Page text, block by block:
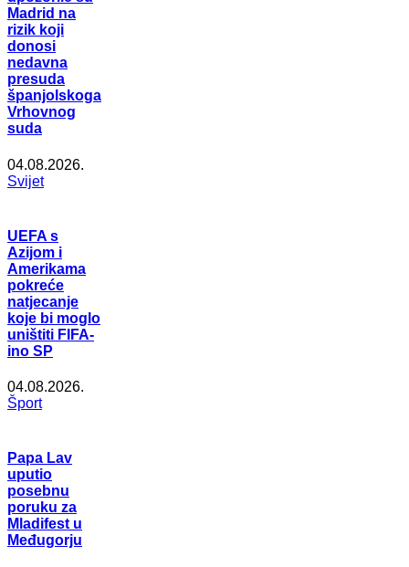
Madrid na
rizik koji
donosi
nedavna
presuda
španjolskoga
Vrhovnog
suda
04.08.2026.
Svijet
UEFA s
Azijom i
Amerikama
pokreće
natjecanje
koje bi moglo
uništiti FIFA-
ino SP
04.08.2026.
Šport
Papa Lav
uputio
posebnu
poruku za
Mladifest u
Međugorju